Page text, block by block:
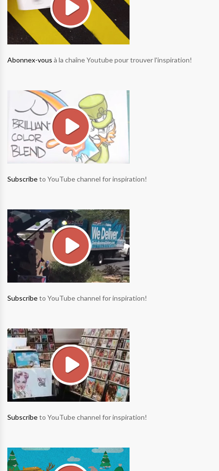
Abonnex-vous à la chaîne Youtube pour trouver l'inspiration!
Subscribeto YouTube channel for inspiration!
Subscribeto YouTube channel for inspiration!
Subscribeto YouTube channel for inspiration!